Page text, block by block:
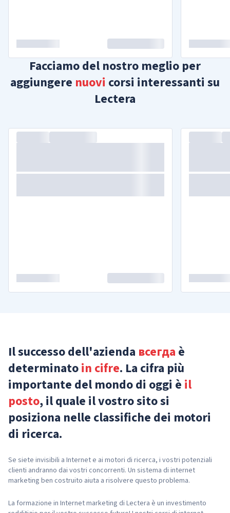
Facciamo del nostro meglio per
aggiungere nuovi corsi interessanti su
Lectera
Il successo dell'azienda всегда è
determinatoin cifre. La cifra più
importante del mondo di oggi è il
posto, il quale il vostro sito si
posiziona nelle classifiche dei motori
di ricerca.
Se siete invisibili a Internet e ai motori di ricerca, i vostri potenziali
clienti andranno dai vostri concorrenti. Un sistema di internet
marketing ben costruito aiuta a risolvere questo problema.
La formazione in Internet marketing di Lectera è un investimento